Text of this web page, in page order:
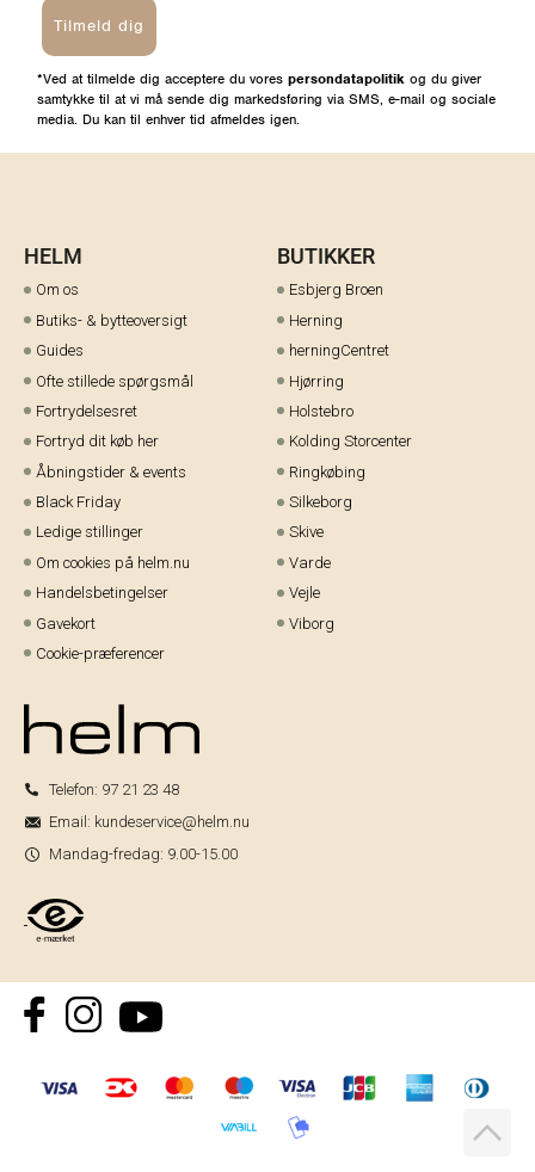
Tilmeld dig
*Ved at tilmelde dig acceptere du vores persondatapolitik og du giver
samtykke til at vi må sende dig markedsføring via SMS, e-mail og sociale
media. Du kan til enhver tid afmeldes igen.
HELM
Om os
Butiks- & bytteoversigt
Guides
Ofte stillede spørgsmål
Fortrydelsesret
Fortryd dit køb her
Åbningstider & events
Black Friday
Ledige stillinger
Om cookies på helm.nu
Handelsbetingelser
Gavekort
Cookie-præferencer
BUTIKKER
Esbjerg Broen
Herning
herningCentret
Hjørring
Holstebro
Kolding Storcenter
Ringkøbing
Silkeborg
Skive
Varde
Vejle
Viborg
Telefon: 97 21 23 48
Email: kundeservice@helm.nu
Mandag-fredag: 9.00-15.00